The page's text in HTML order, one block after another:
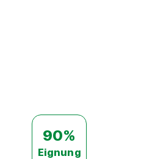
90%
Eignung